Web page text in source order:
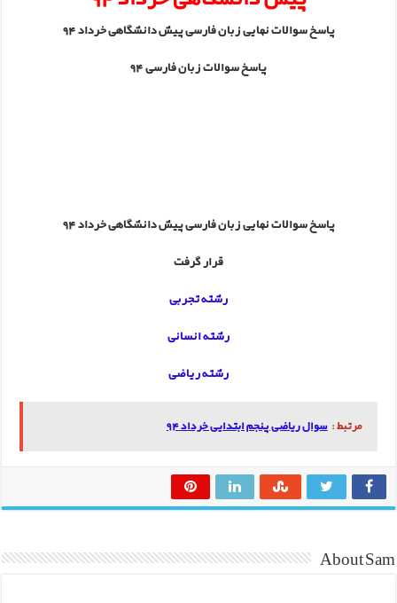
بازی دوم ایران لهستان؛ لیگ جهانی والیبال ۲۰۱۵
دانلود ویدیو مراسم افتتاحیه لیگ قهرمانان اروپا
پاسخ سوالات نهایی زبان فارسی پیش دانشگاهی خرداد 94
پاسخ سوالات زبان فارسی 94
پاسخ سوالات نهایی زبان فارسی پیش دانشگاهی خرداد 94
قرار گرفت
رشته تجربی
رشته انسانی
رشته ریاضی
مرتبط : سوال ریاضی پنجم ابتدایی خرداد 94
About Sam